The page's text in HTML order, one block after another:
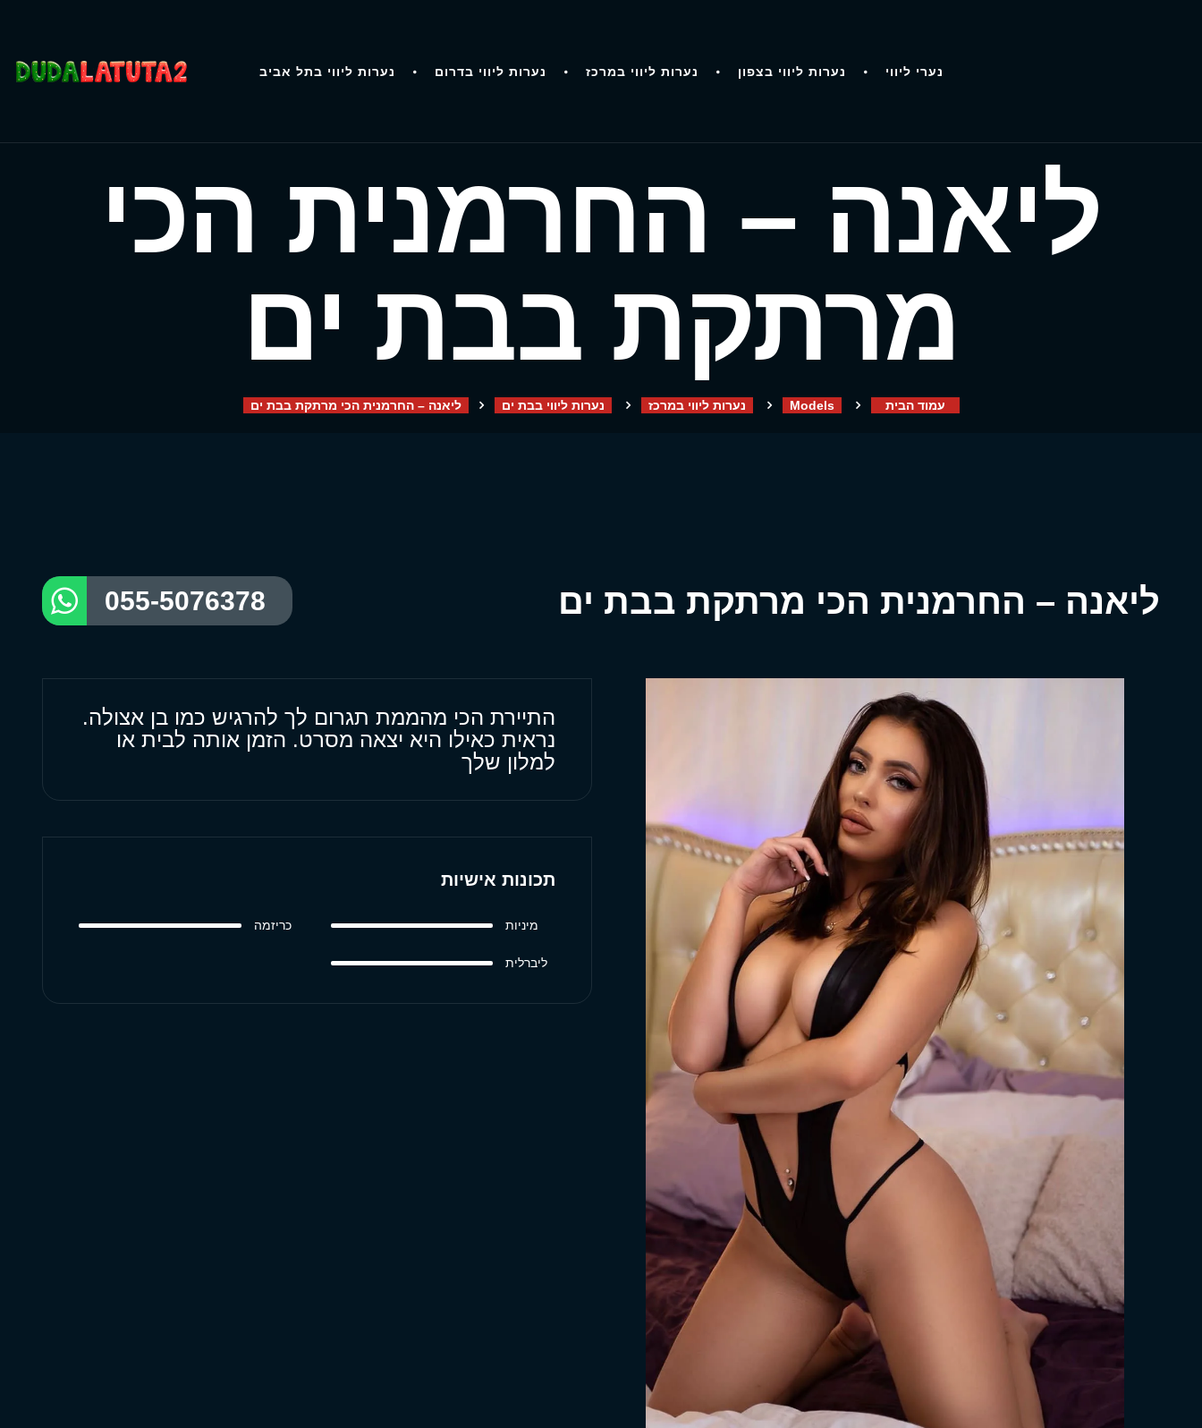
נערות ליווי בתל אביב נערות ליווי בדרום נערות ליווי במרכז נערות ליווי בצפון נערי ליווי
ליאנה – החרמנית הכי
מרתקת בבת ים
עמוד הבית Models נערות ליווי במרכז נערות ליווי בבת ים ליאנה – החרמנית הכי מרתקת בבת ים
ליאנה – החרמנית הכי מרתקת בבת ים 055-5076378
התיירת הכי מהממת תגרום לך להרגיש כמו בן אצולה.
נראית כאילו היא יצאה מסרט. הזמן אותה לבית או
למלון שלך
תכונות אישיות
מיניות כריזמה
ליברלית